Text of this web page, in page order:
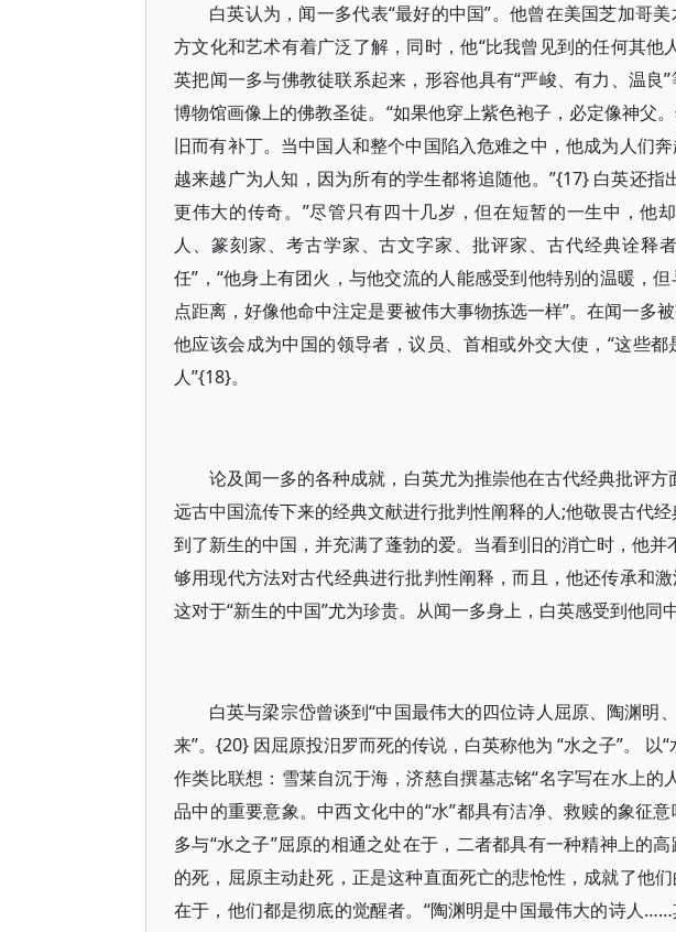
白英认为，闻一多代表“最好的中国”。他曾在美国芝加哥
方文化和艺术有着广泛了解，同时，他“比我曾见到的任何其他
英把闻一多与佛教徒联系起来，形容他具有“严峻、有力、温良
博物馆画像上的佛教圣徒。“如果他穿上紫色袍子，必定像神父
旧而有补丁。当中国人和整个中国陷入危难之中，他成为人们
越来越广为人知，因为所有的学生都将追随他。”{17} 白英还指
更伟大的传奇。”尽管只有四十几岁，但在短暂的一生中，
人、篆刻家、考古学家、古文字家、批评家、古代经典诠释
任”，“他身上有团火，与他交流的人能感受到他特别的温暖，
点距离，好像他命中注定是要被伟大事物拣选一样”。在闻一多
他应该会成为中国的领导者，议员、首相或外交大使，“这些
人”{18}。
论及闻一多的各种成就，白英尤为推崇他在古代经典批评
远古中国流传下来的经典文献进行批判性阐释的人;他敬畏古代
到了新生的中国，并充满了蓬勃的爱。当看到旧的消亡时，他
够用现代方法对古代经典进行批判性阐释，而且，他还传承和
这对于“新生的中国”尤为珍贵。从闻一多身上，白英感受到他同
白英与梁宗岱曾谈到“中国最伟大的四位诗人屈原、陶渊明
来”。{20} 因屈原投汨罗而死的传说，白英称他为 “水之子”。 以
作类比联想：雪莱自沉于海，济慈自撰墓志铭“名字写在水上的
品中的重要意象。中西文化中的“水”都具有洁净、救赎的象征
多与“水之子”屈原的相通之处在于，二者都具有一种精神上的
的死，屈原主动赴死，正是这种直面死亡的悲怆性，成就了他
在于，他们都是彻底的觉醒者。“陶渊明是中国最伟大的诗人